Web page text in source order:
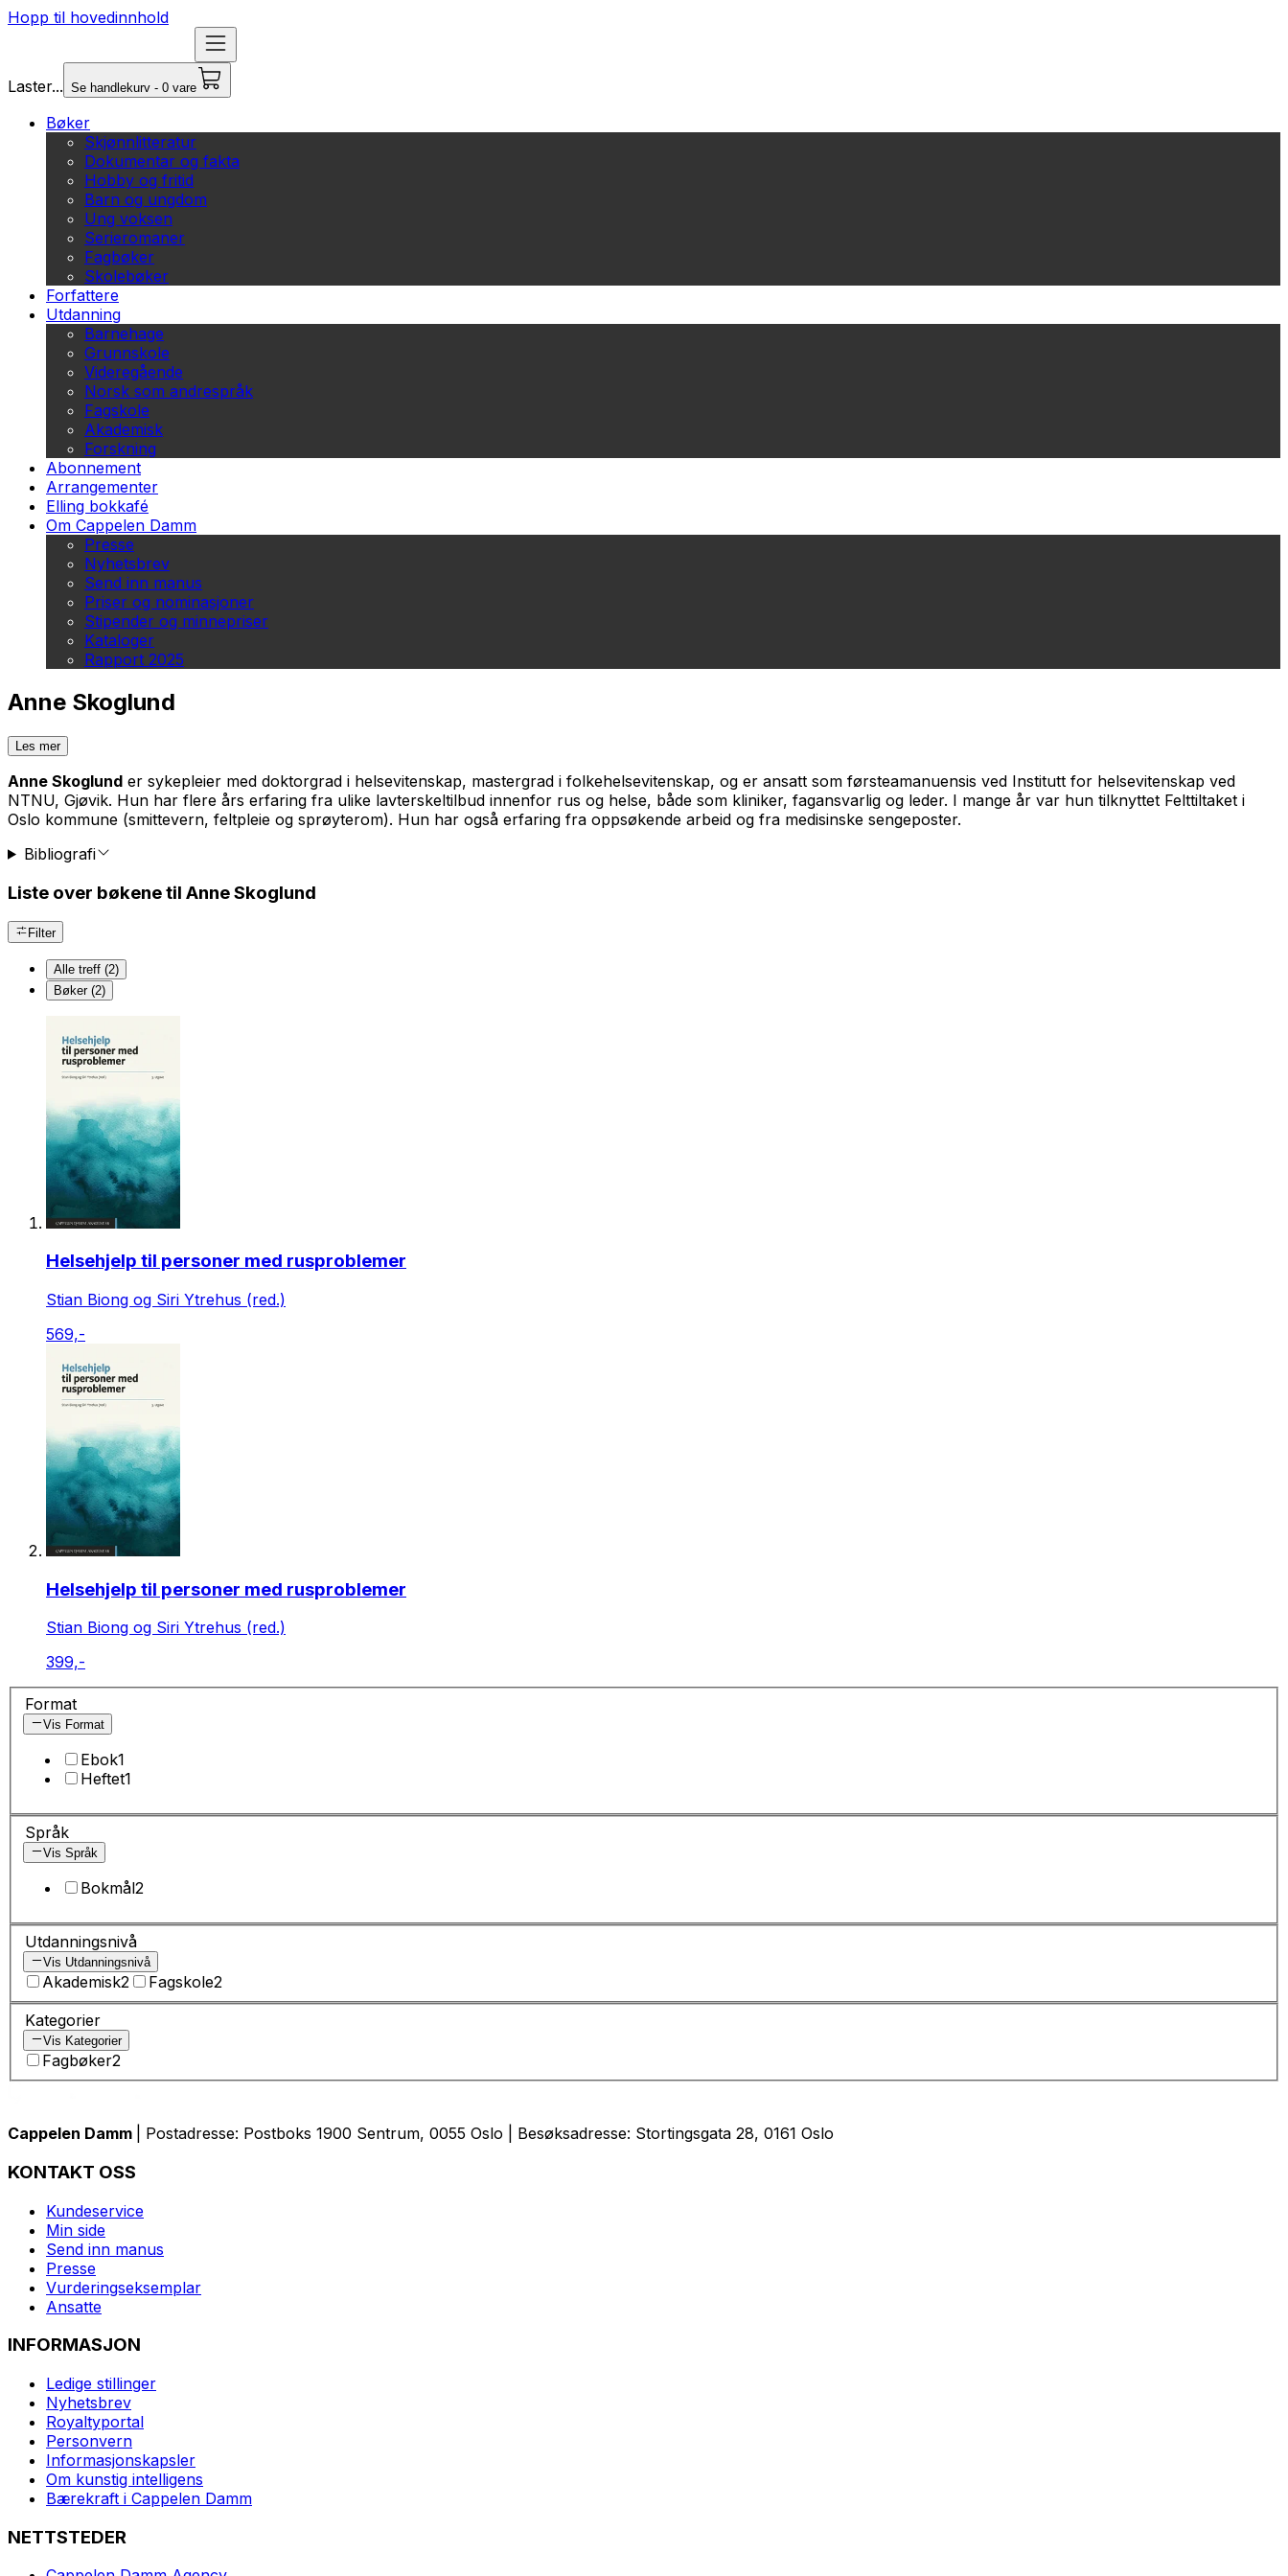
Hopp til hovedinnhold
Laster... Se handlekurv - 0 vare
Bøker
Skjønnlitteratur
Dokumentar og fakta
Hobby og fritid
Barn og ungdom
Ung voksen
Serieromaner
Fagbøker
Skolebøker
Forfattere
Utdanning
Barnehage
Grunnskole
Videregående
Norsk som andrespråk
Fagskole
Akademisk
Forskning
Abonnement
Arrangementer
Elling bokkafé
Om Cappelen Damm
Presse
Nyhetsbrev
Send inn manus
Priser og nominasjoner
Stipender og minnepriser
Kataloger
Rapport 2025
Anne Skoglund
Les mer
Anne Skoglund er sykepleier med doktorgrad i helsevitenskap, mastergrad i folkehelsevitenskap, og er ansatt som førsteamanuensis ved Institutt for helsevitenskap ved
NTNU, Gjøvik. Hun har flere års erfaring fra ulike lavterskeltilbud innenfor rus og helse, både som kliniker, fagansvarlig og leder. I mange år var hun tilknyttet Felttiltaket i
Oslo kommune (smittevern, feltpleie og sprøyterom). Hun har også erfaring fra oppsøkende arbeid og fra medisinske sengeposter.
Bibliografi
Liste over bøkene til Anne Skoglund
Filter
Alle treff (2)
Bøker (2)
Helsehjelp til personer med rusproblemer
Stian Biong og Siri Ytrehus (red.)
569,-
Helsehjelp til personer med rusproblemer
Stian Biong og Siri Ytrehus (red.)
399,-
Format
Vis Format
Ebok1
Heftet1
Språk
Vis Språk
Bokmål2
Utdanningsnivå
Vis Utdanningsnivå
Akademisk2 Fagskole2
Kategorier
Vis Kategorier
Fagbøker2
Cappelen Damm | Postadresse: Postboks 1900 Sentrum, 0055 Oslo | Besøksadresse: Stortingsgata 28, 0161 Oslo
KONTAKT OSS
Kundeservice
Min side
Send inn manus
Presse
Vurderingseksemplar
Ansatte
INFORMASJON
Ledige stillinger
Nyhetsbrev
Royaltyportal
Personvern
Informasjonskapsler
Om kunstig intelligens
Bærekraft i Cappelen Damm
NETTSTEDER